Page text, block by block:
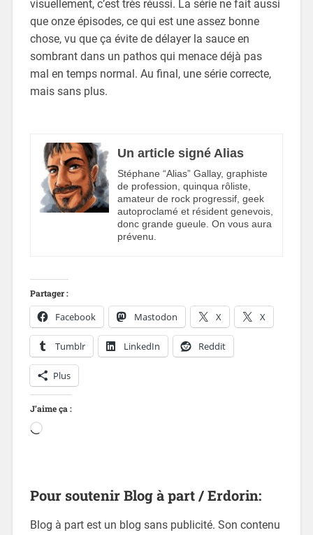
visuellement, c’est très réussi. La série ne fait aussi
que onze épisodes, ce qui est une assez bonne
chose, vu que ça évite de délayer la sauce en
sombrant dans un pathos qui menace déjà pas
mal en temps normal. Au final, une série correcte,
mais sans plus.
Un article signé Alias
Stéphane “Alias” Gallay, graphiste
de profession, quinqua rôliste,
amateur de rock progressif, geek
autoproclamé et résident genevois,
donc grande gueule. On vous aura
prévenu.
Partager :
Facebook Mastodon X X
Tumblr LinkedIn Reddit
Plus
J’aime ça :
Pour soutenir Blog à part / Erdorin:
Blog à part est un blog sans publicité. Son contenu